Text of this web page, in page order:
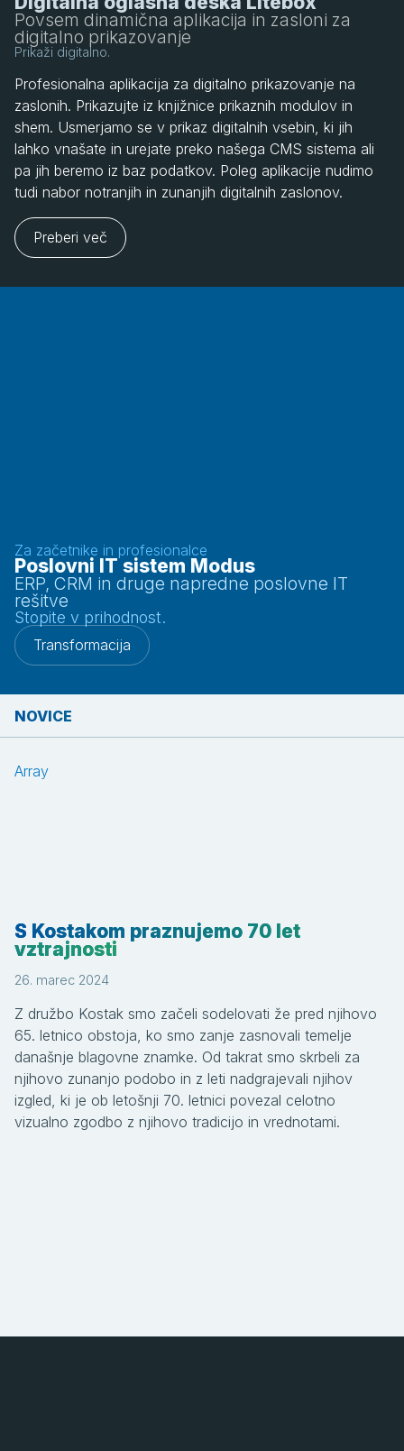
Povsem dinamična aplikacija in zasloni za
digitalno prikazovanje
Prikaži digitalno.
Profesionalna aplikacija za digitalno prikazovanje na
zaslonih. Prikazujte iz knjižnice prikaznih modulov in
shem. Usmerjamo se v prikaz digitalnih vsebin, ki jih
lahko vnašate in urejate preko našega CMS sistema ali
pa jih beremo iz baz podatkov. Poleg aplikacije nudimo
tudi nabor notranjih in zunanjih digitalnih zaslonov.
Preberi več
Za začetnike in profesionalce
Poslovni IT sistem Modus
ERP, CRM in druge napredne poslovne IT
rešitve
Stopite v prihodnost.
Transformacija
NOVICE
Array
S Kostakom praznujemo 70 let
vztrajnosti
26. marec 2024
Z družbo Kostak smo začeli sodelovati že pred njihovo
65. letnico obstoja, ko smo zanje zasnovali temelje
današnje blagovne znamke. Od takrat smo skrbeli za
njihovo zunanjo podobo in z leti nadgrajevali njihov
izgled, ki je ob letošnji 70. letnici povezal celotno
vizualno zgodbo z njihovo tradicijo in vrednotami.